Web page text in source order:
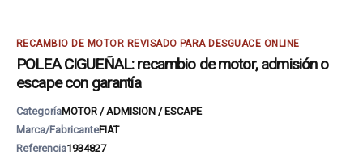
RECAMBIO DE MOTOR REVISADO PARA DESGUACE ONLINE
POLEA CIGUEÑAL: recambio de motor, admisión o
escape con garantía
CategoríaMOTOR / ADMISION / ESCAPE
Marca/FabricanteFIAT
Referencia1934827